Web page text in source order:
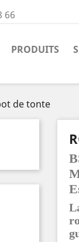
66
PRODUITS
de tonte